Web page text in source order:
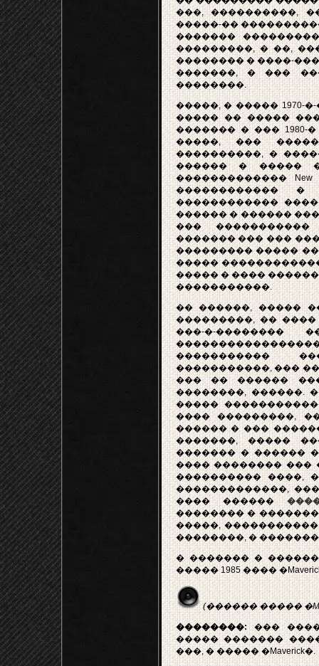
���, ����������,
�����-��
�������
���������, � ��,
�������� � ����-
�������, � ���
��������.
�����, � ����� 1970-
����� �� �����
������� � ���
�����, ���
����������, �
������ � �����
�������������
������������
������������
������ � ������
��� �����������
������� ��� ���
��������� �����
�����
����� � ����
�����������.
�� ������, �����
���������, ��
���-�-��������
�����������
�����������, ���
��� �� ������
��������, ������.
�����
���� ���������,
������ � ���
�������, �����
������� � ������
���� �������� ���
���������� ����,
�������������,
���� ������
�������� �
�����,
��������, �
� ������� �
����� 1985 ����
(������ �����
��������:��� ����
����� �������
���, � ����� �Maverick�.